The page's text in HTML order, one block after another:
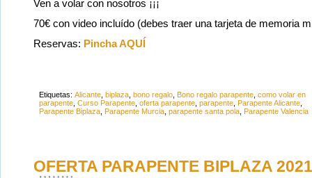
Ven a volar con nosotros ¡¡¡
70€ con video incluído (debes traer una tarjeta de memoria
Reservas: Pincha AQUÍ
Etiquetas: Alicante biplaza bono regalo Bono regalo parapente como volar en
parapente Curso Parapente oferta parapente parapente Parapente Alicante
Parapente Biplaza Parapente Murcia parapente santa pola Parapente Valencia
OFERTA PARAPENTE BIPLAZA